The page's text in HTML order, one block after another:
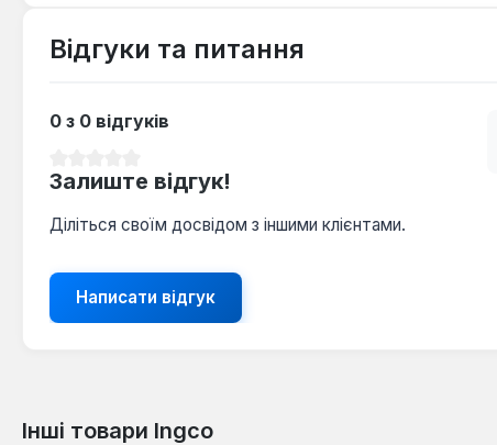
Відгуки та питання
0 з 0 відгуків
Залиште відгук!
Діліться своїм досвідом з іншими клієнтами.
Написати відгук
Інші товари Ingco